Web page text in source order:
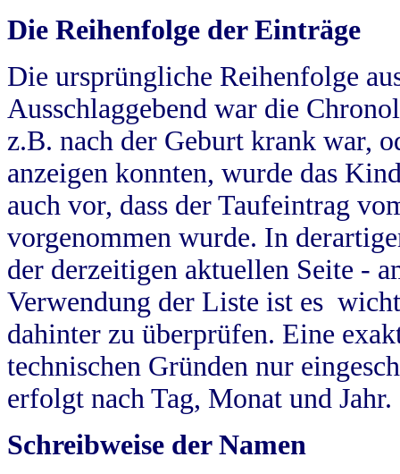
Die Reihenfolge der Einträge
Die ursprüngliche Reihenfolge
Ausschlaggebend war die
z.B. nach der Geburt krank war,
anzeigen konnten, wurde das
auch vor, dass der Taufeintrag
vorgenommen wurde. In
der derzeitigen aktuellen Seite -
Verwendung der Liste ist es
dahinter zu überprüfen. Eine
technischen Gründen nur
erfolgt nach Tag, Monat und Jahr.
Schreibweise der Namen